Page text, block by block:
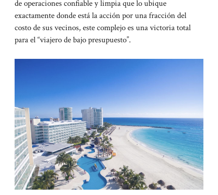
de operaciones confiable y limpia que lo ubique
exactamente donde está la acción por una fracción del
costo de sus vecinos, este complejo es una victoria total
para el “viajero de bajo presupuesto”.